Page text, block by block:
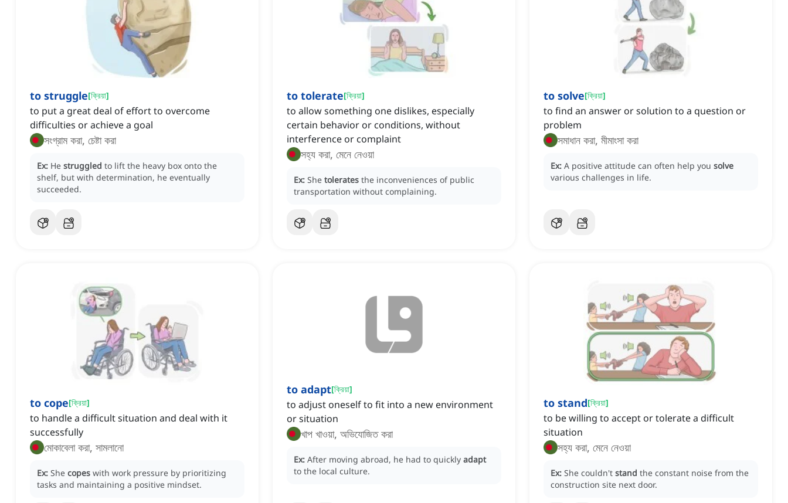
to struggle[ক্রিয়া]
to put a great deal of effort to overcome
difficulties or achieve a goal
সংগ্রাম করা, চেষ্টা করা
Ex: He struggled to lift the heavy box onto the
shelf, but with determination, he eventually
succeeded.
to tolerate[ক্রিয়া]
to allow something one dislikes, especially
certain behavior or conditions, without
interference or complaint
সহ্য করা, মেনে নেওয়া
Ex: She tolerates the inconveniences of public
transportation without complaining.
to solve[ক্রিয়া]
to find an answer or solution to a question or
problem
সমাধান করা, মীমাংসা করা
Ex: A positive attitude can often help you solve
various challenges in life.
to cope[ক্রিয়া]
to handle a difficult situation and deal with it
successfully
মোকাবেলা করা, সামলানো
Ex: She copes with work pressure by prioritizing
tasks and maintaining a positive mindset.
to adapt[ক্রিয়া]
to adjust oneself to fit into a new environment
or situation
খাপ খাওয়া, অভিযোজিত করা
Ex: After moving abroad, he had to quickly adapt
to the local culture.
to stand[ক্রিয়া]
to be willing to accept or tolerate a difficult
situation
সহ্য করা, মেনে নেওয়া
Ex: She couldn't stand the constant noise from the
construction site next door.